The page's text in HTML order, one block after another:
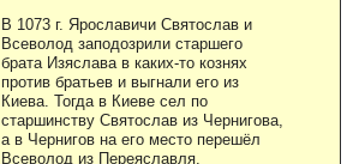
В 1073 г. Ярославичи Святослав и
Всеволод заподозрили старшего
брата Изяслава в каких-то кознях
против братьев и выгнали его из
Киева. Тогда в Киеве сел по
старшинству Святослав из Чернигова,
а в Чернигов на его место перешёл
Всеволод из Переяславля.